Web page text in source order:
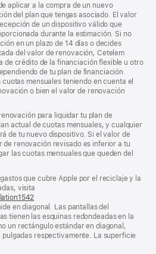
aplicar a la compra de un nuevo
del plan que tengas asociado. El valor
de un dispositivo válido que
durante la estimación. Si no
en un plazo de 14 días o decides
del valor de renovación, Cetelem
de crédito de la financiación flexible u otro
de tu plan de financiación
mensuales teniendo en cuenta el
o bien el valor de renovación
para liquidar tu plan de
actual de cuotas mensuales, y cualquier
de tu nuevo dispositivo. Si el valor de
de renovación revisado es inferior a tu
las cuotas mensuales que queden del
que cubre Apple por el reciclaje y la
visita
abre
en
una
ventana
en diagonal. Las pantallas del
tienen las esquinas redondeadas en la
un rectángulo estándar en diagonal,
pulgadas respectivamente. La superficie